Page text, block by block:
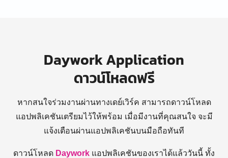
Daywork Application
ดาวน์โหลดฟรี
หากสนใจร่วมงานผ่านทางเดย์เวิร์ค สามารถดาวน์โหลด
แอปพลิเคชันเตรียมไว้ให้พร้อม เมื่อมีงานที่คุณสนใจ จะมี
แจ้งเตือนผ่านแอปพลิเคชันบนมือถือทันที
ดาวน์โหลด Daywork แอปพลิเคชันของเราได้แล้ววันนี้ ทั้ง